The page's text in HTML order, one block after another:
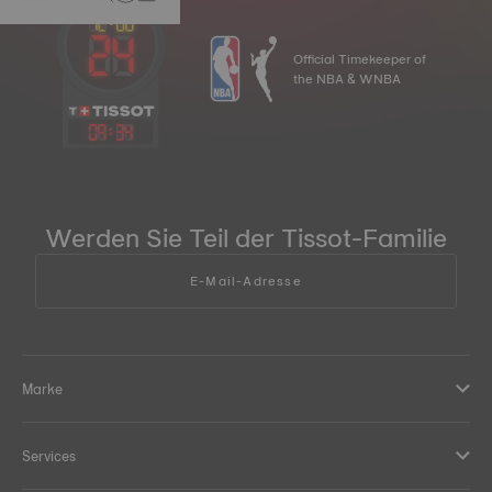
09: 34
Official Timekeeper of
the NBA & WNBA
Werden Sie Teil der Tissot-Familie
E-Mail-Adresse
Marke
Services